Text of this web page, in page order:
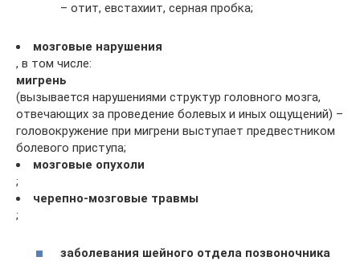
– отит, евстахиит, серная пробка;
мозговые нарушения
, в том числе:
мигрень
(вызывается нарушениями структур головного мозга,
отвечающих за проведение болевых и иных ощущений) –
головокружение при мигрени выступает предвестником
болевого приступа;
мозговые опухоли
;
черепно-мозговые травмы
;
заболевания шейного отдела позвоночника